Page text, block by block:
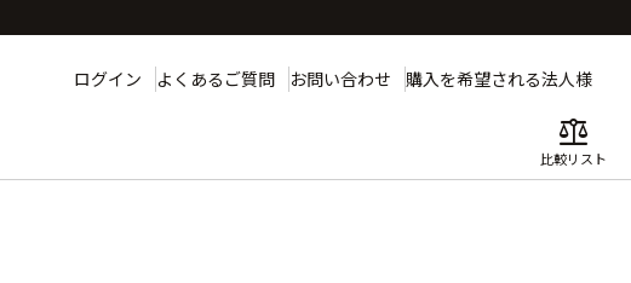
ログイン よくあるご質問 お問い合わせ 購入を希望される法人様
balance
比較リスト